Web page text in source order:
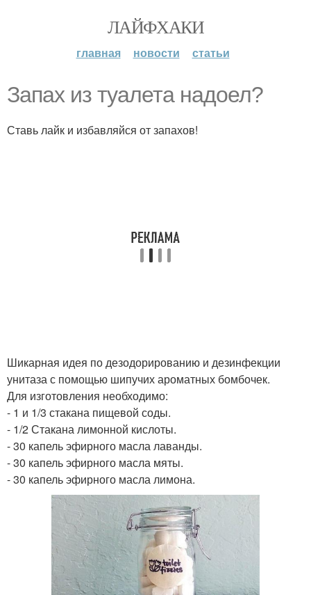
ЛАЙФХАКИ
главная новости статьи
Запах из туалета надоел?
Ставь лайк и избавляйся от запахов!
Шикарная идея по дезодорированию и дезинфекции
унитаза с помощью шипучих ароматных бомбочек.
Для изготовления необходимо:
- 1 и 1/3 стакана пищевой соды.
- 1/2 Стакана лимонной кислоты.
- 30 капель эфирного масла лаванды.
- 30 капель эфирного масла мяты.
- 30 капель эфирного масла лимона.